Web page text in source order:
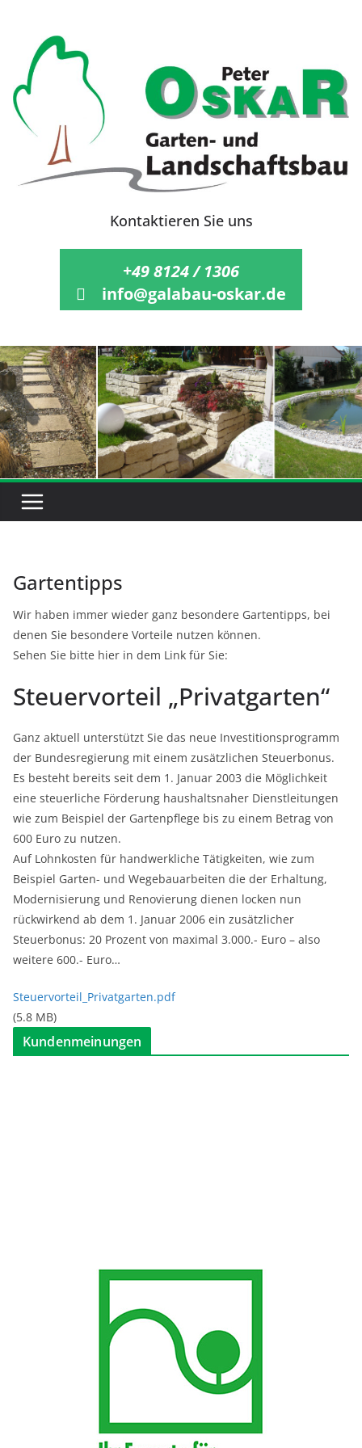
springen
Kontaktieren Sie uns
+49 8124 / 1306
info@galabau-oskar.de
Gartentipps
Wir haben immer wieder ganz besondere Gartentipps, bei
denen Sie besondere Vorteile nutzen können.
Sehen Sie bitte hier in dem Link für Sie:
Steuervorteil „Privatgarten“
Ganz aktuell unterstützt Sie das neue Investitionsprogramm
der Bundesregierung mit einem zusätzlichen Steuerbonus.
Es besteht bereits seit dem 1. Januar 2003 die Möglichkeit
eine steuerliche Förderung haushaltsnaher Dienstleitungen
wie zum Beispiel der Gartenpflege bis zu einem Betrag von
600 Euro zu nutzen.
Auf Lohnkosten für handwerkliche Tätigkeiten, wie zum
Beispiel Garten- und Wegebauarbeiten die der Erhaltung,
Modernisierung und Renovierung dienen locken nun
rückwirkend ab dem 1. Januar 2006 ein zusätzlicher
Steuerbonus: 20 Prozent von maximal 3.000.- Euro – also
weitere 600.- Euro…
Steuervorteil_Privatgarten.pdf
(5.8 MB)
Kundenmeinungen